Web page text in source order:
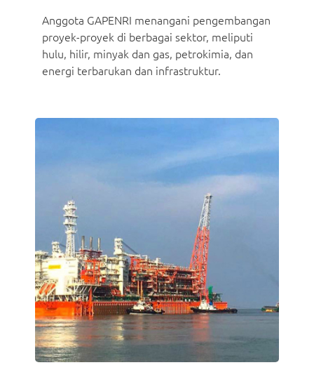
Anggota GAPENRI menangani pengembangan
proyek-proyek di berbagai sektor, meliputi
hulu, hilir, minyak dan gas, petrokimia, dan
energi terbarukan dan infrastruktur.